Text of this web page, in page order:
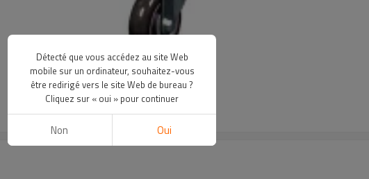
Détecté que vous accédez au site Web
mobile sur un ordinateur, souhaitez-vous
être redirigé vers le site Web de bureau ?
Cliquez sur « oui » pour continuer
Non Oui